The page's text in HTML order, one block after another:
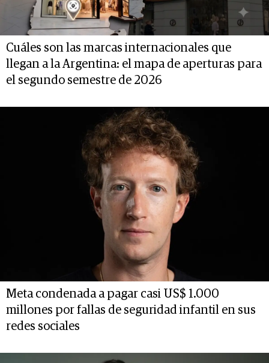
Cuáles son las marcas internacionales que
llegan a la Argentina: el mapa de aperturas para
el segundo semestre de 2026
Meta condenada a pagar casi US$ 1.000
millones por fallas de seguridad infantil en sus
redes sociales